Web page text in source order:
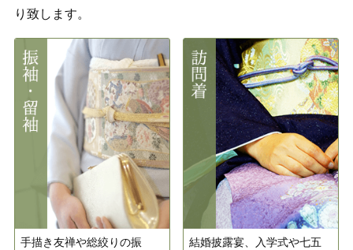
り致します。
手描き友禅や総絞りの振
結婚披露宴、入学式や七五